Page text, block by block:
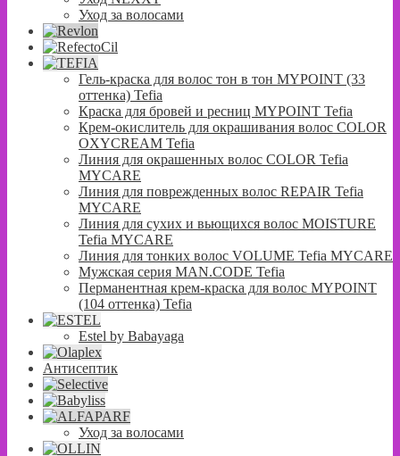
Уход за волосами
Гель-краска для волос тон в тон MYPOINT (33
оттенка) Tefia
Краска для бровей и ресниц MYPOINT Tefia
Крем-окислитель для окрашивания волос COLOR
OXYCREAM Tefia
Линия для окрашенных волос COLOR Tefia
MYCARE
Линия для поврежденных волос REPAIR Tefia
MYCARE
Линия для сухих и вьющихся волос MOISTURE
Tefia MYCARE
Линия для тонких волос VOLUME Tefia MYCARE
Мужская серия MAN.CODE Tefia
Перманентная крем-краска для волос MYPOINT
(104 оттенка) Tefia
Estel by Babayaga
Антисептик
Уход за волосами